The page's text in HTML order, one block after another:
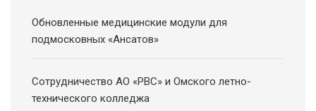
Обновленные медицинские модули для
подмосковных «Ансатов»
Сотрудничество АО «РВС» и Омского летно-
технического колледжа